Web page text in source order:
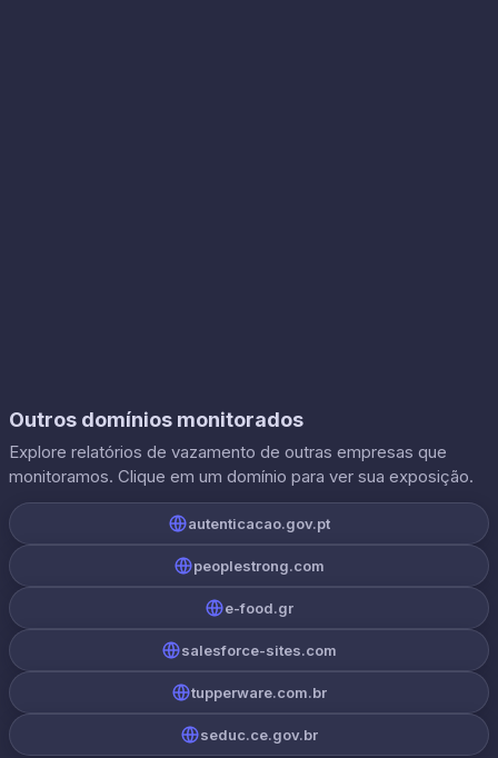
Outros domínios monitorados
Explore relatórios de vazamento de outras empresas que
monitoramos. Clique em um domínio para ver sua exposição.
autenticacao.gov.pt
peoplestrong.com
e-food.gr
salesforce-sites.com
tupperware.com.br
seduc.ce.gov.br